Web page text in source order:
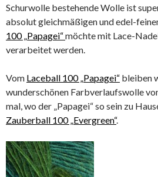
Schurwolle bestehende Wolle ist
absolut gleichmäßigen und edel-
100 „Papagei“möchte mit Lace-
verarbeitet werden.
Vom Laceball 100 „Papagei“ bleiben
wunderschönen Farbverlaufswolle
mal, wo der „Papagei“ so sein zu
Zauberball 100 „Evergreen“.